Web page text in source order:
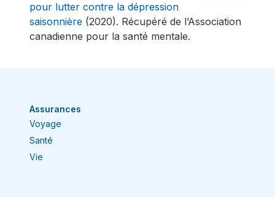
pour lutter contre la dépression
saisonnière (2020). Récupéré de l’Association
canadienne pour la santé mentale.
Assurances
Voyage
Santé
Vie